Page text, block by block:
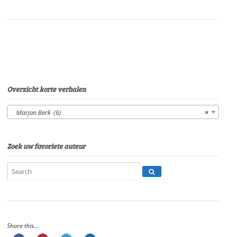
09'02"
Overzicht korte verhalen
×
Marjan Berk (6)
Zoek uw favoriete auteur
Share this...